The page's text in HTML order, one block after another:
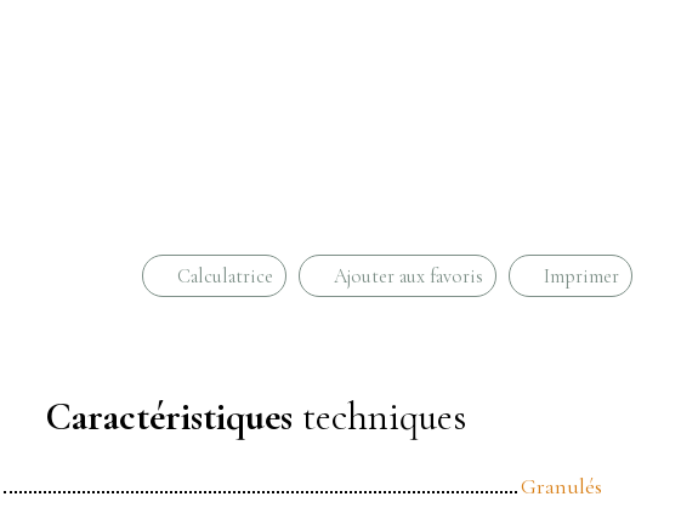
Calculatrice Ajouter aux favoris Imprimer
Caractéristiques techniques
Granulés